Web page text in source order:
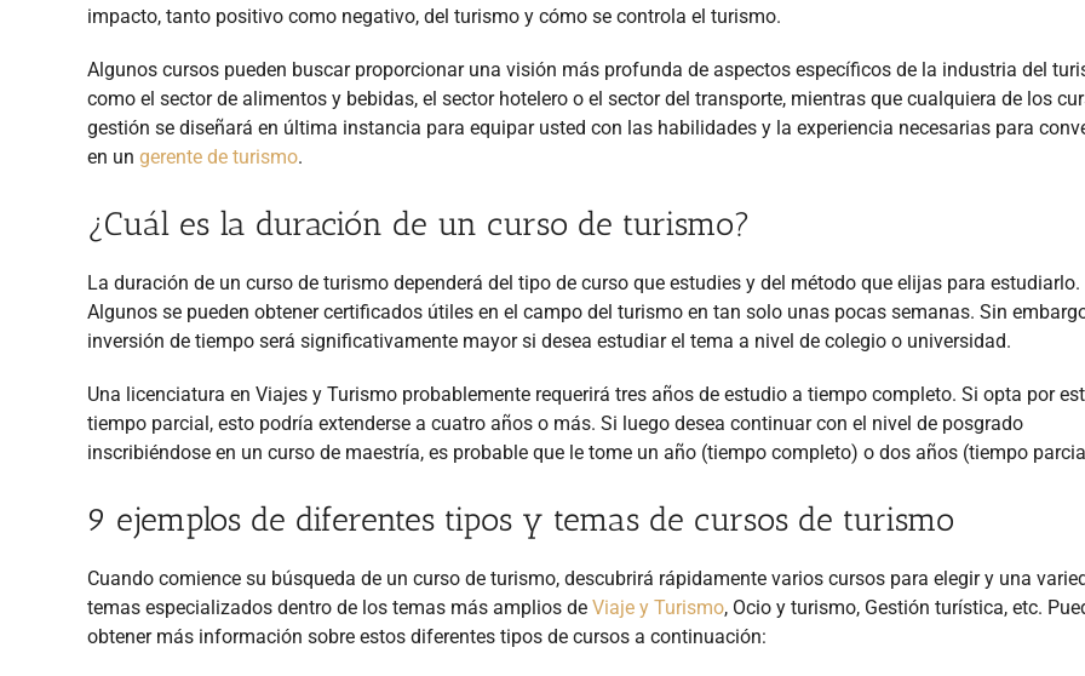
impacto, tanto positivo como negativo, del turismo y cómo se controla el turismo.
Algunos cursos pueden buscar proporcionar una visión más profunda de aspectos específicos de la industria del
como el sector de alimentos y bebidas, el sector hotelero o el sector del transporte, mientras que cualquiera de los
gestión se diseñará en última instancia para equipar usted con las habilidades y la experiencia necesarias para
en un gerente de turismo.
¿Cuál es la duración de un curso de turismo?
La duración de un curso de turismo dependerá del tipo de curso que estudies y del método que elijas para estudiarlo.
Algunos se pueden obtener certificados útiles en el campo del turismo en tan solo unas pocas semanas. Sin
inversión de tiempo será significativamente mayor si desea estudiar el tema a nivel de colegio o universidad.
Una licenciatura en Viajes y Turismo probablemente requerirá tres años de estudio a tiempo completo. Si opta por
tiempo parcial, esto podría extenderse a cuatro años o más. Si luego desea continuar con el nivel de posgrado
inscribiéndose en un curso de maestría, es probable que le tome un año (tiempo completo) o dos años (tiempo
9 ejemplos de diferentes tipos y temas de cursos de turismo
Cuando comience su búsqueda de un curso de turismo, descubrirá rápidamente varios cursos para elegir y una
temas especializados dentro de los temas más amplios de Viaje y Turismo, Ocio y turismo, Gestión turística, etc.
obtener más información sobre estos diferentes tipos de cursos a continuación: